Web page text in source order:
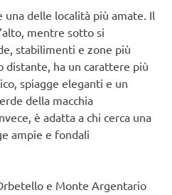
una delle località più amate. Il
mentre sotto si
stabilimenti e zone più
distante, ha un carattere più
spiagge eleganti e un
della macchia
è adatta a chi cerca una
ampie e fondali
e Monte Argentario